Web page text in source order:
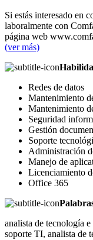
Si estás interesado en
laboralmente con
página web
(ver más)
Redes de datos
Mantenimiento
Mantenimiento
Seguridad
Gestión
Soporte
Administración
Manejo de
Licenciamiento
Office 365
analista de tecnología
soporte TI, analista de